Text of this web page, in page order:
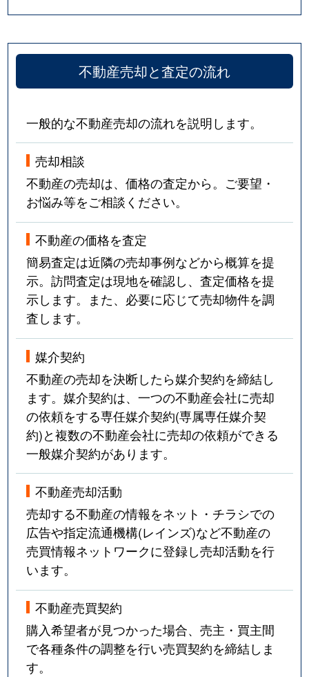
不動産売却と査定の流れ
一般的な不動産売却の流れを説明します。
売却相談
不動産の売却は、価格の査定から。ご要望・
お悩み等をご相談ください。
不動産の価格を査定
簡易査定は近隣の売却事例などから概算を提
示。訪問査定は現地を確認し、査定価格を提
示します。また、必要に応じて売却物件を調
査します。
媒介契約
不動産の売却を決断したら媒介契約を締結し
ます。媒介契約は、一つの不動産会社に売却
の依頼をする専任媒介契約(専属専任媒介契
約)と複数の不動産会社に売却の依頼ができる
一般媒介契約があります。
不動産売却活動
売却する不動産の情報をネット・チラシでの
広告や指定流通機構(レインズ)など不動産の
売買情報ネットワークに登録し売却活動を行
います。
不動産売買契約
購入希望者が見つかった場合、売主・買主間
で各種条件の調整を行い売買契約を締結しま
す。